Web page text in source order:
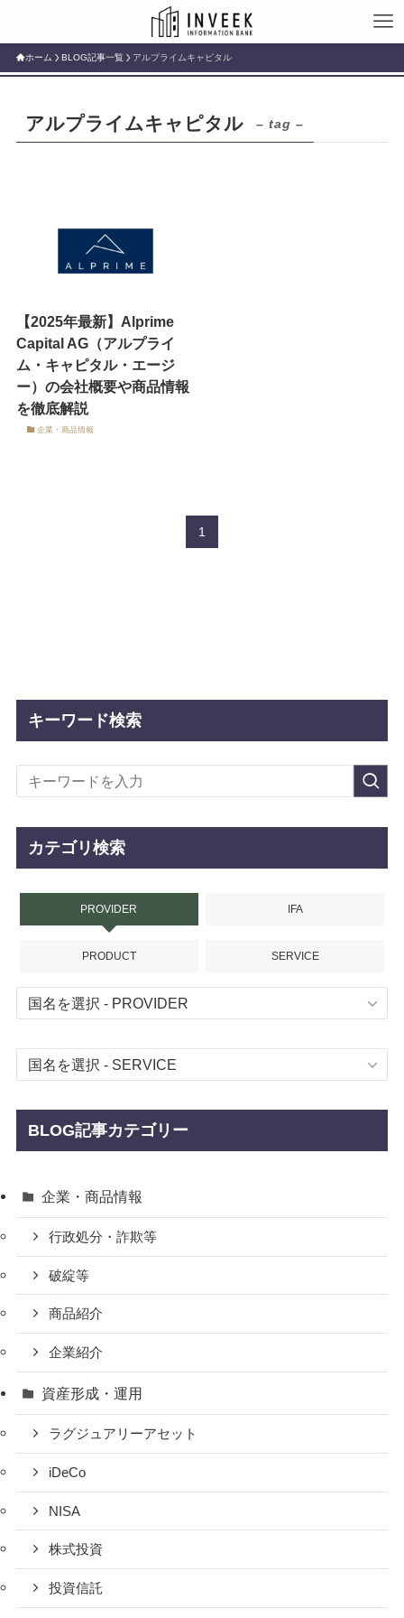
ホーム BLOG記事一覧 アルプライムキャピタル
アルプライムキャピタル – tag –
【2025年最新】Alprime
Capital AG（アルプライ
ム・キャピタル・エージ
ー）の会社概要や商品情報
を徹底解説
企業・商品情報
1
キーワード検索
カテゴリ検索
PROVIDER IFA
PRODUCT SERVICE
BLOG記事カテゴリー
企業・商品情報
行政処分・詐欺等
破綻等
商品紹介
企業紹介
資産形成・運用
ラグジュアリーアセット
iDeCo
NISA
株式投資
投資信託